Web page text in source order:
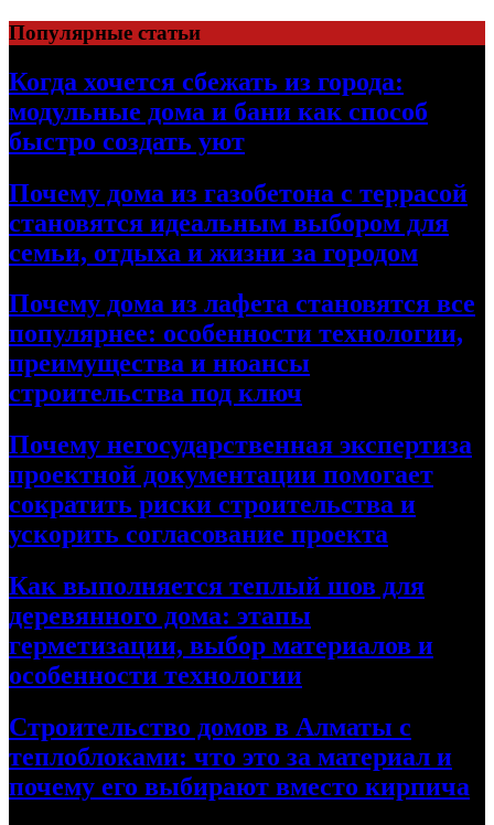
Перейти
к
содержимому
Популярные статьи
Когда хочется сбежать из города:
модульные дома и бани как способ
быстро создать уют
Почему дома из газобетона с террасой
становятся идеальным выбором для
семьи, отдыха и жизни за городом
Почему дома из лафета становятся все
популярнее: особенности технологии,
преимущества и нюансы
строительства под ключ
Почему негосударственная экспертиза
проектной документации помогает
сократить риски строительства и
ускорить согласование проекта
Как выполняется теплый шов для
деревянного дома: этапы
герметизации, выбор материалов и
особенности технологии
Строительство домов в Алматы с
теплоблоками: что это за материал и
почему его выбирают вместо кирпича